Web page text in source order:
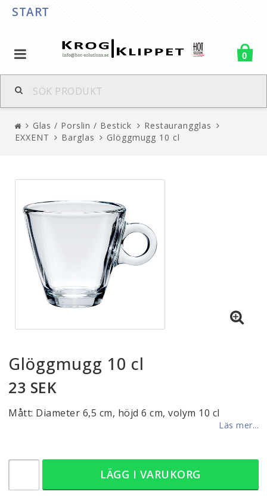
START
0
Glas / Porslin / Bestick
Restaurangglas
EXXENT
Barglas Glöggmugg 10 cl
Glöggmugg 10 cl
23 SEK
Mått: Diameter 6,5 cm, höjd 6 cm, volym 10 cl
Läs mer...
LÄGG I VARUKORG